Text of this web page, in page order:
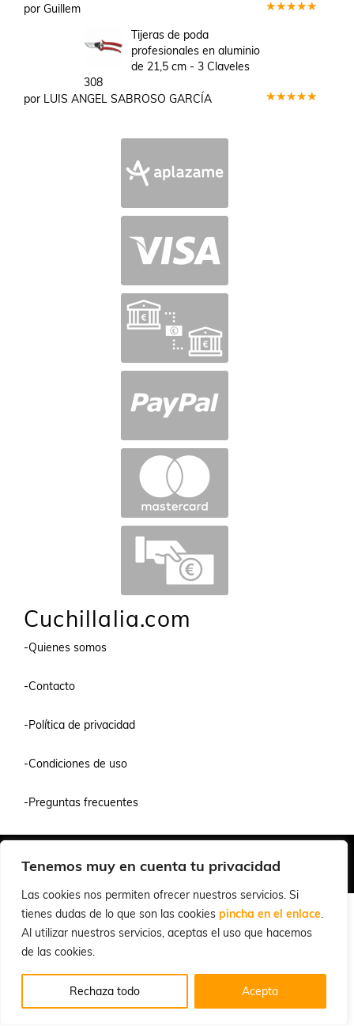
Tenemos muy en cuenta tu privacidad
Las cookies nos permiten ofrecer nuestros servicios. Si
tienes dudas de lo que son las cookies pincha en el enlace.
Al utilizar nuestros servicios, aceptas el uso que hacemos
de las cookies.
Rechaza todo Acepta
por Guillem
Tijeras de poda
profesionales en aluminio
de 21,5 cm - 3 Claveles
308
por LUIS ANGEL SABROSO GARCÍA
Cuchillalia.com
-Quienes somos
-Contacto
-Política de privacidad
-Condiciones de uso
-Preguntas frecuentes
© 2026 Cuchillalia.com